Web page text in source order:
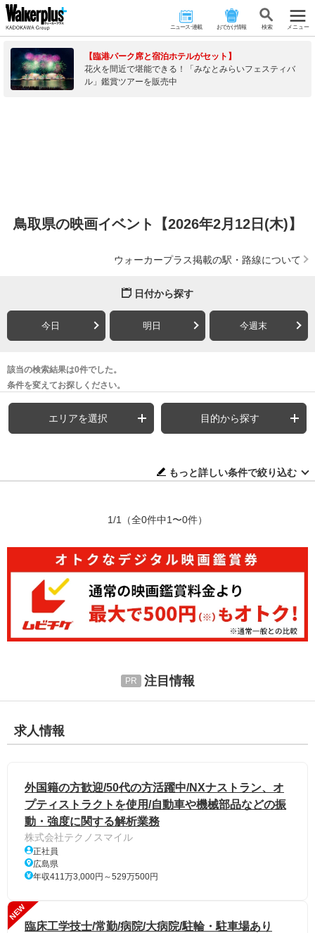
ニュース･連載 おでかけ情報 検 索 メニュー
【臨港パーク席と宿泊ホテルがセット】
花火を間近で堪能できる！「みなとみらいフェスティバ
ル」鑑賞ツアーを販売中
鳥取県の映画イベント【2026年2月12日(木)】
ウォーカープラス掲載の駅・路線について
日付から探す
今日 明日 今週末
該当の検索結果は0件でした。
条件を変えてお探しください。
エリアを選択 目的から探す
もっと詳しい条件で絞り込む
1/1 （全0件中1〜0件）
注目情報
求人情報
外国籍の方歓迎/50代の方活躍中/NXナストラン、オ
プティストラクトを使用/自動車や機械部品などの振
動・強度に関する解析業務
株式会社テクノスマイル
正社員
広島県
年収411万3,000円～529万500円
NEW
臨床工学技士/常勤/病院/大病院/駐輪・駐車場あり